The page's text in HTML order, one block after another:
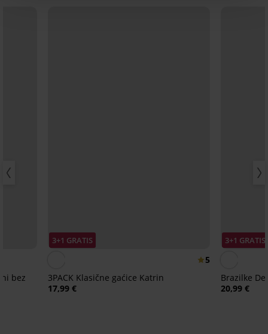
bez
3+1 GRATIS
5
3PACK Klasične gaćice Katrin
17,99 €
3+1 GRATIS
Brazilke
20,99 €